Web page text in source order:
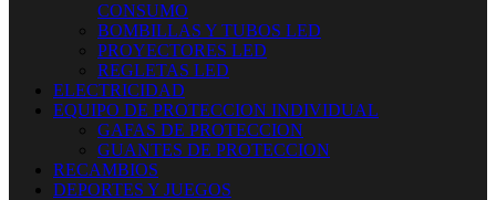
CONSUMO
BOMBILLAS Y TUBOS LED
PROYECTORES LED
REGLETAS LED
ELECTRICIDAD
EQUIPO DE PROTECCION INDIVIDUAL
GAFAS DE PROTECCION
GUANTES DE PROTECCION
RECAMBIOS
DEPORTES Y JUEGOS